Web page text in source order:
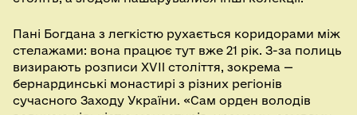
Пані Богдана з легкістю рухається коридорами між
стелажами: вона працює тут вже 21 рік. З-за полиць
визирають розписи XVII століття, зокрема —
бернардинські монастирі з різних регіонів
сучасного Заходу України. «Сам орден володів